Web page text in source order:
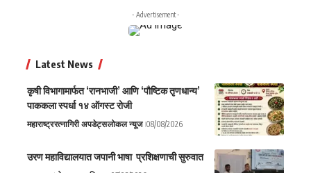
- Advertisement -
Latest News
कृषी विभागामार्फत ‘रानभाजी’ आणि ‘पौष्टिक तृणधान्य’
पाककला स्पर्धा १४ ऑगस्ट रोजी
महाराष्ट्ररत्नागिरी अपडेट्सलोकल न्यूज 08/08/2026
उरण महाविद्यालयात जपानी भाषा प्रशिक्षणाची सुरुवात